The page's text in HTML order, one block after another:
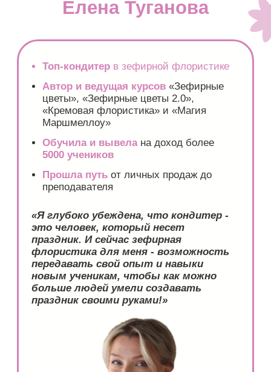
АНО ДПО “Академия кондитерского искусства”
ОГРН 1215400030010
help@keyco.ru
Политика конфиденциальности
Договор оферты